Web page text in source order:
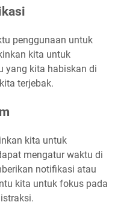
penggunaan untuk
kita untuk
yang kita habiskan di
terjebak.
kita untuk
mengatur waktu di
notifikasi atau
kita untuk fokus pada